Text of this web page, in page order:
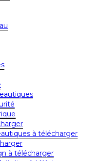
à télécharger
à télécharger